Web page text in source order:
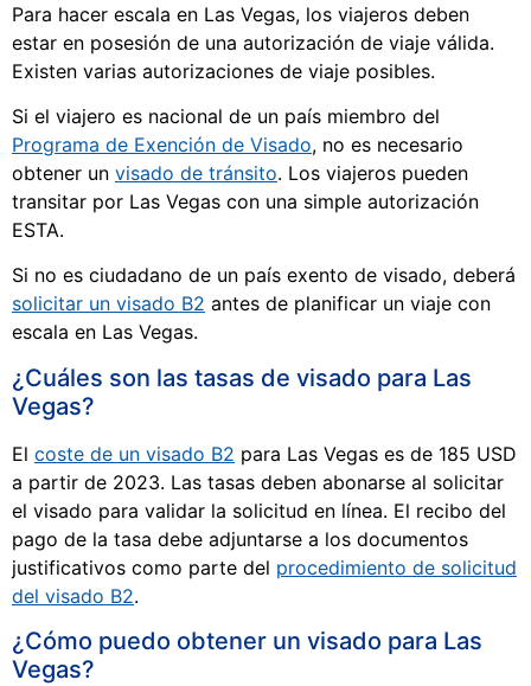
Para hacer escala en Las Vegas, los viajeros deben
estar en posesión de una autorización de viaje válida.
Existen varias autorizaciones de viaje posibles.
Si el viajero es nacional de un país miembro del
Programa de Exención de Visado, no es necesario
obtener un visado de tránsito. Los viajeros pueden
transitar por Las Vegas con una simple autorización
ESTA.
Si no es ciudadano de un país exento de visado, deberá
solicitar un visado B2 antes de planificar un viaje con
escala en Las Vegas.
¿Cuáles son las tasas de visado para Las
Vegas?
El coste de un visado B2 para Las Vegas es de 185 USD
a partir de 2023. Las tasas deben abonarse al solicitar
el visado para validar la solicitud en línea. El recibo del
pago de la tasa debe adjuntarse a los documentos
justificativos como parte del procedimiento de solicitud
del visado B2.
¿Cómo puedo obtener un visado para Las
Vegas?